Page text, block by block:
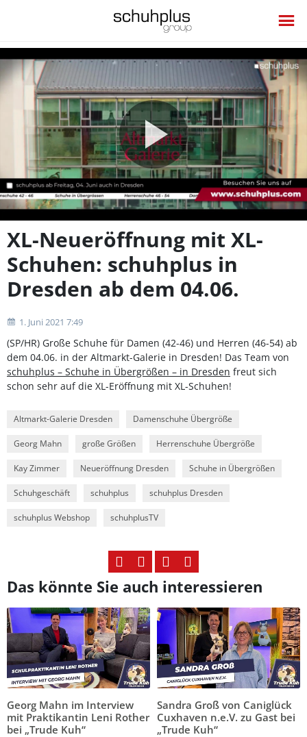
Video
XL-Neueröffnung mit XL-
Schuhen: schuhplus in
Dresden ab dem 04.06.
1. Juni 2021 7:49
(SP/HR) Große Schuhe für Damen (42-46) und Herren (46-54) ab
dem 04.06. in der Altmarkt-Galerie in Dresden! Das Team von
schuhplus – Schuhe in Übergrößen – in Dresden freut sich
schon sehr auf die XL-Eröffnung mit XL-Schuhen!
Altmarkt-Galerie Dresden Damenschuhe Übergröße
Georg Mahn große Größen Herrenschuhe Übergröße
Kay Zimmer Neueröffnung Dresden Schuhe in Übergrößen
Schuhgeschäft schuhplus schuhplus Dresden
schuhplus Webshop schuhplusTV
Das könnte Sie auch interessieren
Georg Mahn im Interview
mit Praktikantin Leni Rother
bei „Trude Kuh“
Sandra Groß von Caniglück
Cuxhaven n.e.V. zu Gast bei
„Trude Kuh“